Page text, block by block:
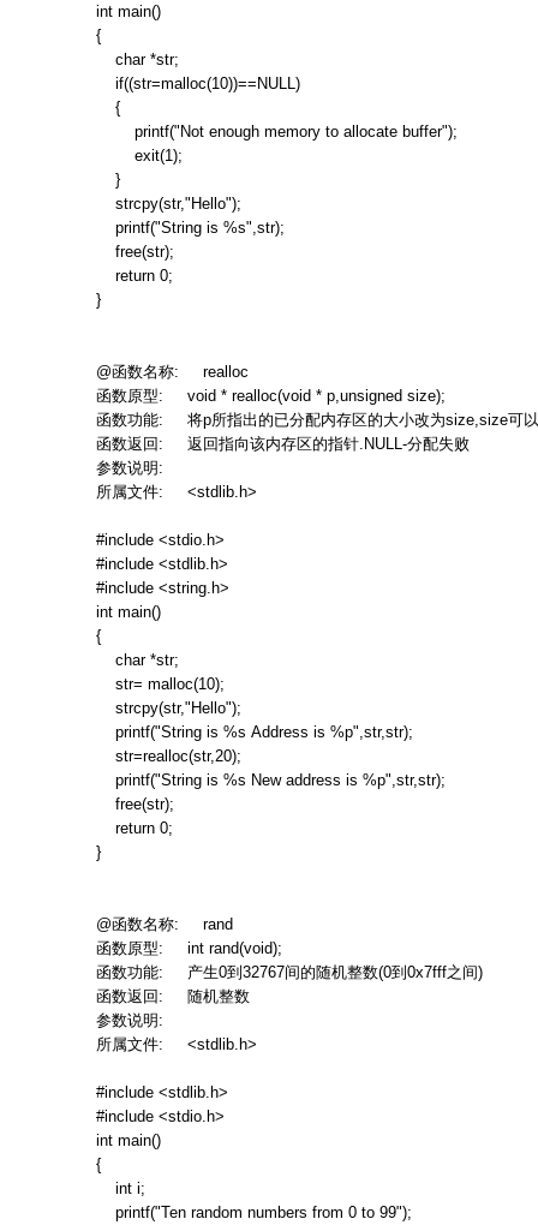
int main()
{
char *str;
if((str=malloc(10))==NULL)
{
printf("Not enough memory to allocate buffer");
exit(1);
}
strcpy(str,"Hello");
printf("String is %s",str);
free(str);
return 0;
}
@函数名称: realloc
函数原型: void * realloc(void * p,unsigned size);
函数功能: 将p所指出的已分配内存区的大小改为size,size可
函数返回: 返回指向该内存区的指针 .NULL-分配失败
参数说明:
所属文件: <stdlib.h>
#include <stdio.h>
#include <stdlib.h>
#include <string.h>
int main()
{
char *str;
str= malloc(10);
strcpy(str,"Hello");
printf("String is %s Address is %p",str,str);
str=realloc(str,20);
printf("String is %s New address is %p",str,str);
free(str);
return 0;
}
@函数名称: rand
函数原型: int rand(void);
函数功能: 产生0到32767间的随机整数(0到0x7fff之间)
函数返回: 随机整数
参数说明:
所属文件: <stdlib.h>
#include <stdlib.h>
#include <stdio.h>
int main()
{
int i;
printf("Ten random numbers from 0 to 99");